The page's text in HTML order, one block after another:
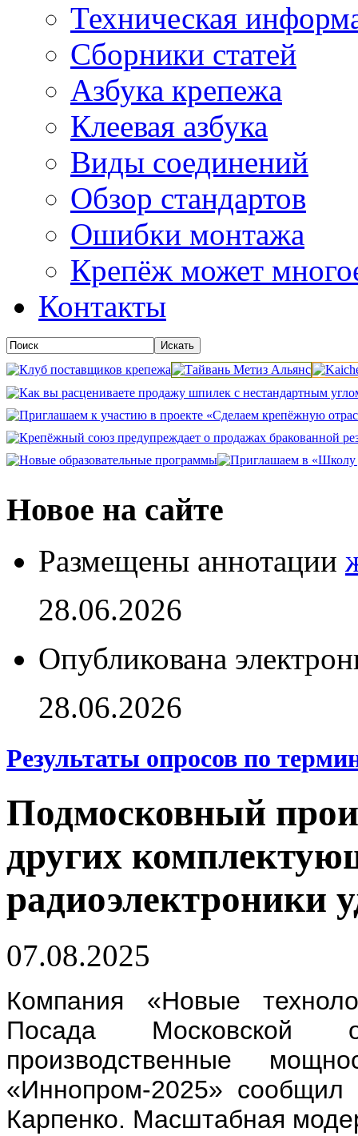
Техническая
Сборники статей
Азбука крепежа
Клеевая азбука
Виды соединений
Обзор стандартов
Ошибки монтажа
Крепёж может
Контакты
Новое на сайте
Размещены аннотации
28.06.2026
Опубликована
28.06.2026
Результаты опросов по
Подмосковный
других
радиоэлектроники
07.08.2025
Компания «Новые
Посада Московской
производственные
«Иннопром-2025» сообщил
Карпенко. Масштабная